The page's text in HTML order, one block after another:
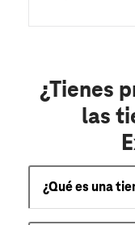
¿Tienes
las
¿Qué es una